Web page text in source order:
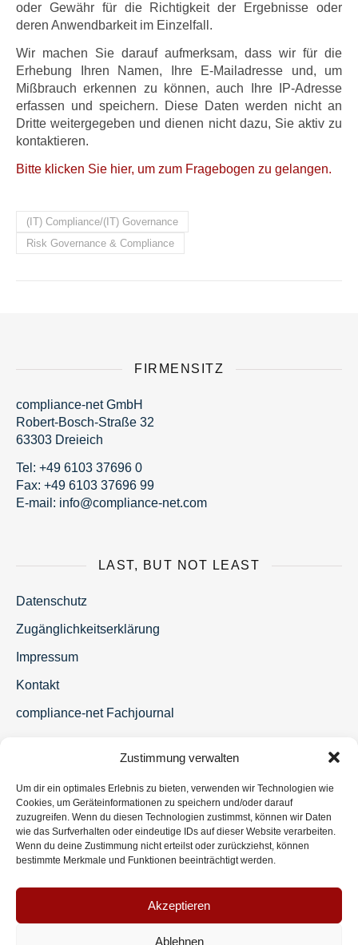
Zustimmung verwalten
Um dir ein optimales Erlebnis zu bieten, verwenden wir Technologien wie
Cookies, um Geräteinformationen zu speichern und/oder darauf
zuzugreifen. Wenn du diesen Technologien zustimmst, können wir Daten
wie das Surfverhalten oder eindeutige IDs auf dieser Website verarbeiten.
Wenn du deine Zustimmung nicht erteilst oder zurückziehst, können
bestimmte Merkmale und Funktionen beeinträchtigt werden.
Akzeptieren
Ablehnen
oder Gewähr für die Richtigkeit der Ergebnisse oder
deren Anwendbarkeit im Einzelfall.
Wir machen Sie darauf aufmerksam, dass wir für die
Erhebung Ihren Namen, Ihre E-Mailadresse und, um
Mißbrauch erkennen zu können, auch Ihre IP-Adresse
erfassen und speichern. Diese Daten werden nicht an
Dritte weitergegeben und dienen nicht dazu, Sie aktiv zu
kontaktieren.
Bitte klicken Sie hier, um zum Fragebogen zu gelangen.
(IT) Compliance/(IT) Governance
Risk Governance & Compliance
FIRMENSITZ
compliance-net GmbH
Robert-Bosch-Straße 32
63303 Dreieich
Tel: +49 6103 37696 0
Fax: +49 6103 37696 99
E-mail:
moc.t
en-ec
nailp
moc@o
fni
LAST, BUT NOT LEAST
Datenschutz
Zugänglichkeitserklärung
Impressum
Kontakt
compliance-net Fachjournal